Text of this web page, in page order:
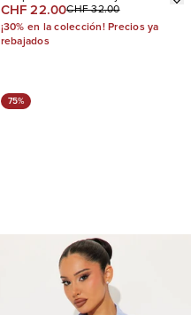
Backless Halter
CHF 22.00CHF 32.00
¡30% en la colección! Precios ya
rebajados
75%